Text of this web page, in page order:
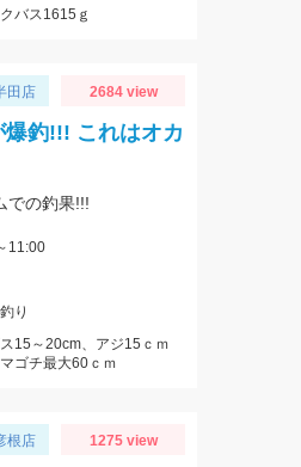
バス1615ｇ
田店 2684 view
爆釣!!! これはオカ
での釣果!!!
11:00
り
15～20cm、アジ15ｃｍ
ゴチ最大60ｃｍ
根店 1275 view